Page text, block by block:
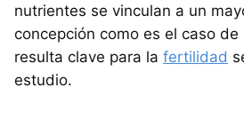
nutrientes se vinculan a un
concepción como es el caso de
resulta clave para la fertilidad
estudio.